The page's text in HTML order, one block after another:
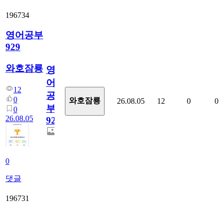
196734
영어공부
929
와호잠룡
12
0
0
26.08.05
0
댓글
영
어
공
부
929
와호잠룡 26.08.05 12 0 0
196731